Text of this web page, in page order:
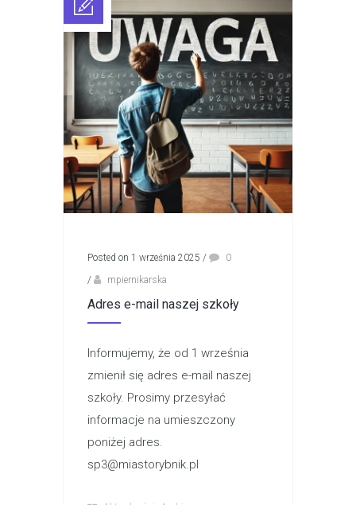
Posted on 1 września 2025 /
0
/
mpiernikarska
Adres e-mail naszej szkoły
Informujemy, że od 1 września
zmienił się adres e-mail naszej
szkoły. Prosimy przesyłać
informacje na umieszczony
poniżej adres.
sp3@miastorybnik.pl